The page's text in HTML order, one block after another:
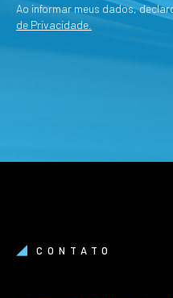
Ao informar meus dados,
de Privacidade.
CONTATO